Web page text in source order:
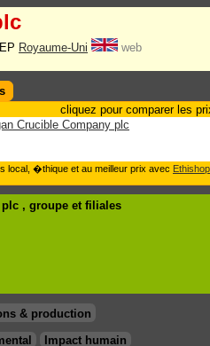
Royaume-Uni
web
cliquez pour comparer les
Crucible Company plc
local, �thique et au meilleur prix avec Ethishop
, groupe et filiales
& production
Impact humain